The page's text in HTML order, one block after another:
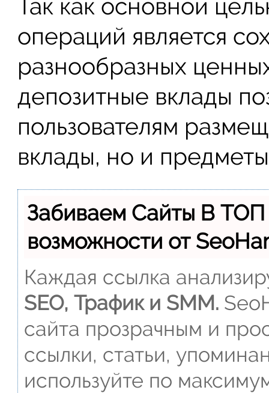
Так как основной
операций является
разнообразных
депозитные вклады
пользователям
вклады, но и
Забиваем Сайты В
возможности от
Каждая ссылка
SEO, Трафик и SMM.
сайта прозрачным и
ссылки, статьи,
используйте по